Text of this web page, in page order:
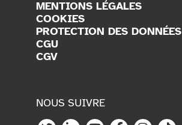
MENTIONS LÉGALES
COOKIES
PROTECTION DES DONNÉES
CGU
CGV
NOUS SUIVRE